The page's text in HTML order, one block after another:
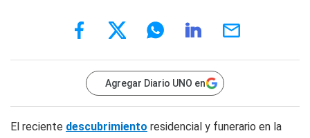
Agregar Diario UNO en
El reciente descubrimiento residencial y funerario en la